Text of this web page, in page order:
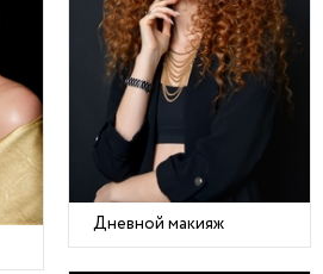
Дневной макияж